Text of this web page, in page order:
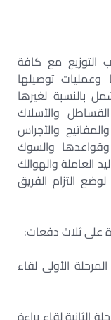
التوزيع مع كافة
وعمليات توصيلها
بالنسبة لغيرها
والأسلاك
والأجراس
وقواعدها والسوك
العاملة والهوالك
التزام الفريق
على ثلاث دفعات:
الأولى لقاء